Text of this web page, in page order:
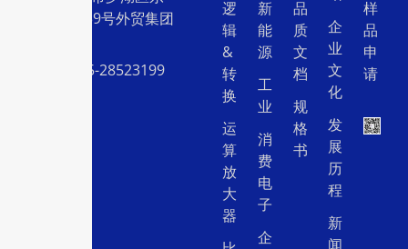
门中兴路239号外贸集团
电话：0755-28523199
逻
辑
&
转
换
运
算
放
大
器
新
能
源
工
业
消
费
电
子
企
品
质
文
档
规
格
书
企
业
文
化
发
展
历
程
新
闻
样
品
申
请